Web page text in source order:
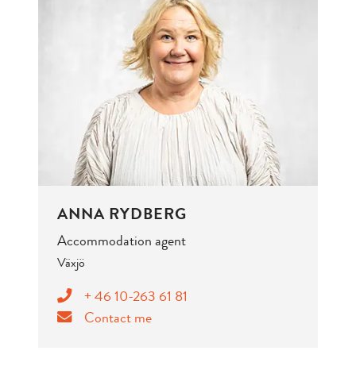
ANNA RYDBERG
Accommodation agent
Växjö
+ 46 10-263 61 81
Contact me